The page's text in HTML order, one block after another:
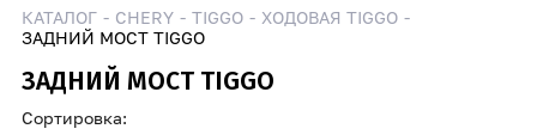
КАТАЛОГ CHERY TIGGO
ХОДОВАЯ TIGGO
ЗАДНИЙ МОСТ TIGGO
ЗАДНИЙ МОСТ TIGGO
Сортировка: